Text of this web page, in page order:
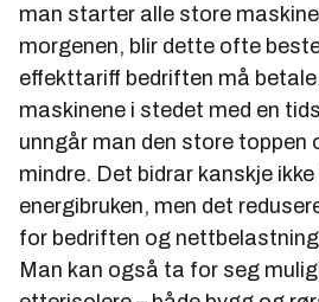
man starter alle store
morgenen, blir dette ofte
effekttariff bedriften må
maskinene i stedet med en
unngår man den store toppen
mindre. Det bidrar kanskje
energibruken, men det
for bedriften og
Man kan også ta for seg